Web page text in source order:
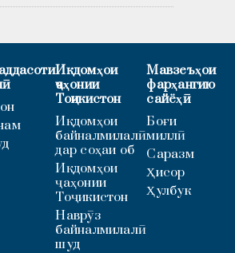
Иқдомҳои
ҷаҳонии
Тоҷикистон
Иқдомҳои
байналмилалӣ
дар соҳаи об
Иқдомҳои
ҷаҳонии
Тоҷикистон
Наврӯз
байналмилалӣ
шуд
Мавзеъҳои
фарҳангию
сайёҳӣ
Боғи
миллӣ
Саразм
Ҳисор
Ҳулбук